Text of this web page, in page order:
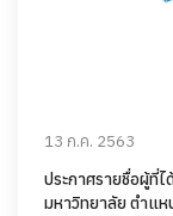
13 ก.ค. 2563
ประกาศรายชื่อผู้ที่
มหาวิทยาลัย ตำแ